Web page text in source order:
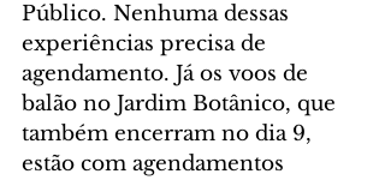
Público. Nenhuma dessas
experiências precisa de
agendamento. Já os voos de
balão no Jardim Botânico, que
também encerram no dia 9,
estão com agendamentos